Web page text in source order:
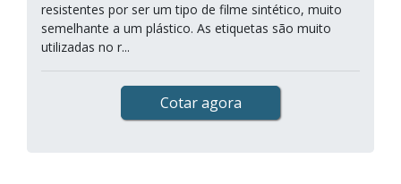
resistentes por ser um tipo de filme sintético, muito
semelhante a um plástico. As etiquetas são muito
utilizadas no r...
Cotar agora